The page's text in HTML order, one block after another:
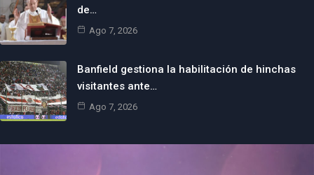
de…
Ago 7, 2026
Banfield gestiona la habilitación de hinchas
visitantes ante…
Ago 7, 2026